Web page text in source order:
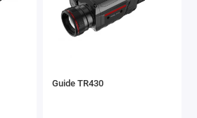
Guide TR430